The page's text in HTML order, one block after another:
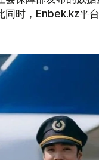
时，Enbek.kz平